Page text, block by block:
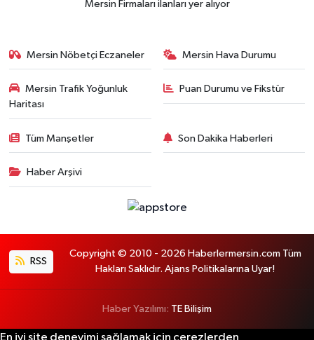
Mersin Firmaları ilanları yer alıyor
Mersin Nöbetçi Eczaneler Mersin Hava Durumu
Mersin Trafik Yoğunluk
Haritası
Puan Durumu ve Fikstür
Tüm Manşetler Son Dakika Haberleri
Haber Arşivi
RSS
Copyright © 2010 - 2026 Haberlermersin.com Tüm
Hakları Saklıdır. Ajans Politikalarına Uyar!
Haber Yazılımı: TE Bilişim